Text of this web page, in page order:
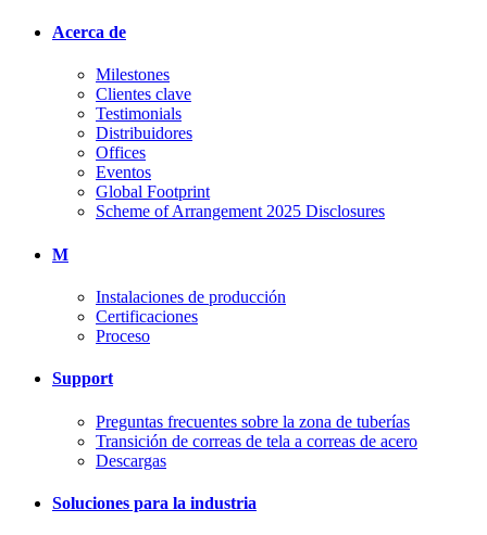
Acerca de
Milestones
Clientes clave
Testimonials
Distribuidores
Offices
Eventos
Global Footprint
Scheme of Arrangement 2025 Disclosures
M
Instalaciones de producción
Certificaciones
Proceso
Support
Preguntas frecuentes sobre la zona de tuberías
Transición de correas de tela a correas de acero
Descargas
Soluciones para la industria